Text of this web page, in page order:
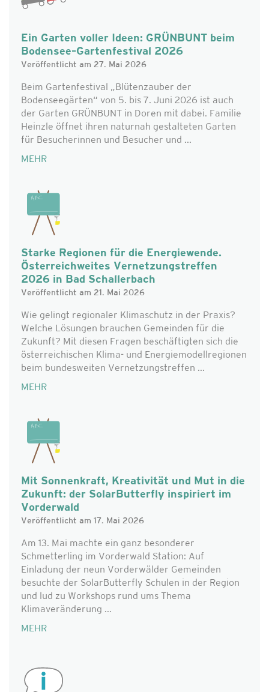
Ein Garten voller Ideen: GRÜNBUNT beim
Bodensee–Gartenfestival 2026
Veröffentlicht am 27. Mai 2026
Beim Gartenfestival „Blütenzauber der
Bodenseegärten“ von 5. bis 7. Juni 2026 ist auch
der Garten GRÜNBUNT in Doren mit dabei. Familie
Heinzle öffnet ihren naturnah gestalteten Garten
für Besucherinnen und Besucher und ...
MEHR
Starke Regionen für die Energiewende.
Österreichweites Vernetzungstreffen
2026 in Bad Schallerbach
Veröffentlicht am 21. Mai 2026
Wie gelingt regionaler Klimaschutz in der Praxis?
Welche Lösungen brauchen Gemeinden für die
Zukunft? Mit diesen Fragen beschäftigten sich die
österreichischen Klima- und Energiemodellregionen
beim bundesweiten Vernetzungstreffen ...
MEHR
Mit Sonnenkraft, Kreativität und Mut in die
Zukunft: der SolarButterfly inspiriert im
Vorderwald
Veröffentlicht am 17. Mai 2026
Am 13. Mai machte ein ganz besonderer
Schmetterling im Vorderwald Station: Auf
Einladung der neun Vorderwälder Gemeinden
besuchte der SolarButterfly Schulen in der Region
und lud zu Workshops rund ums Thema
Klimaveränderung ...
MEHR